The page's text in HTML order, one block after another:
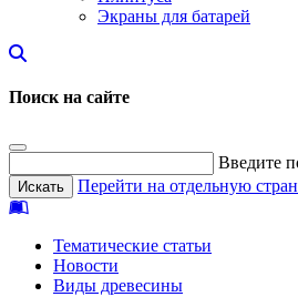
Экраны для батарей
Поиск на сайте
Введите
Перейти на отдельную
Тематические статьи
Новости
Виды древесины